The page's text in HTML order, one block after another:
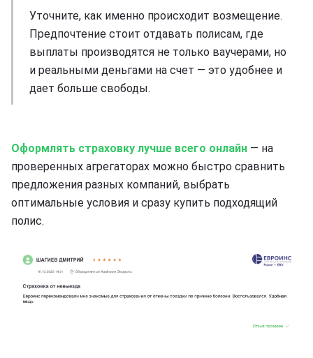
Уточните, как именно происходит возмещение.
Предпочтение стоит отдавать полисам, где
выплаты производятся не только ваучерами, но
и реальными деньгами на счет — это удобнее и
дает больше свободы.
Оформлять страховку лучше всего онлайн — на
проверенных агрегаторах можно быстро сравнить
предложения разных компаний, выбрать
оптимальные условия и сразу купить подходящий
полис.